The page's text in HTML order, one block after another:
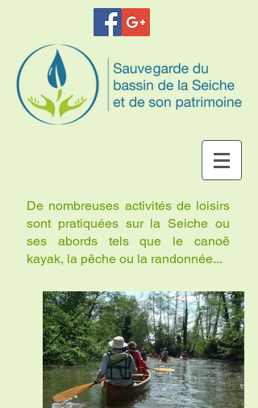
De nombreuses activités de loisirs
sont pratiquées sur la Seiche ou
ses abords tels que le canoë
kayak, la pêche ou la randonnée...